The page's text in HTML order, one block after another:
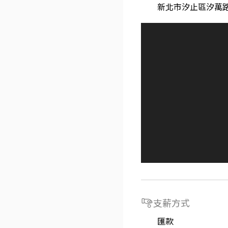
新北市汐止區汐萬
支薪方式
匯款